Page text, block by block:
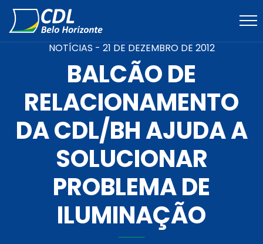
NOTÍCIAS - 21 DE DEZEMBRO DE 2012
BALCÃO DE
RELACIONAMENTO
DA CDL/BH AJUDA A
SOLUCIONAR
PROBLEMA DE
ILUMINAÇÃO